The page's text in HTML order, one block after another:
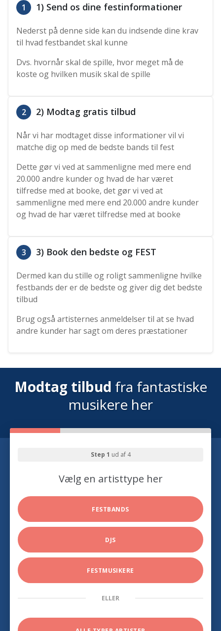
1 1) Send os dine festinformationer
Nederst på denne side kan du indsende dine krav
til hvad festbandet skal kunne
Dvs. hvornår skal de spille, hvor meget må de
koste og hvilken musik skal de spille
2 2) Modtag gratis tilbud
Når vi har modtaget disse informationer vil vi
matche dig op med de bedste bands til fest
Dette gør vi ved at sammenligne med mere end
20.000 andre kunder og hvad de har været
tilfredse med at booke, det gør vi ved at
sammenligne med mere end 20.000 andre kunder
og hvad de har været tilfredse med at booke
3 3) Book den bedste og FEST
Dermed kan du stille og roligt sammenligne hvilke
festbands der er de bedste og giver dig det bedste
tilbud
Brug også artisternes anmeldelser til at se hvad
andre kunder har sagt om deres præstationer
Modtag tilbud fra fantastiske
musikere her
Step 1 ud af 4
Vælg en artisttype her
FESTBANDS
DJS
FESTMUSIKERE
ELLER